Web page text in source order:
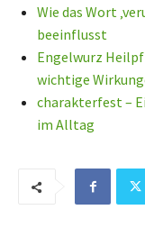
Wie das Wort
beeinflusst
Engelwurz
wichtige
charakterfest –
im Alltag